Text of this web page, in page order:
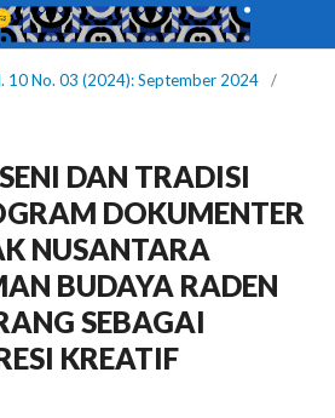
10 No. 03 (2024): September 2024
/
DAN TRADISI
DOKUMENTER
NUSANTARA
BUDAYA RADEN
SEBAGAI
KREATIF